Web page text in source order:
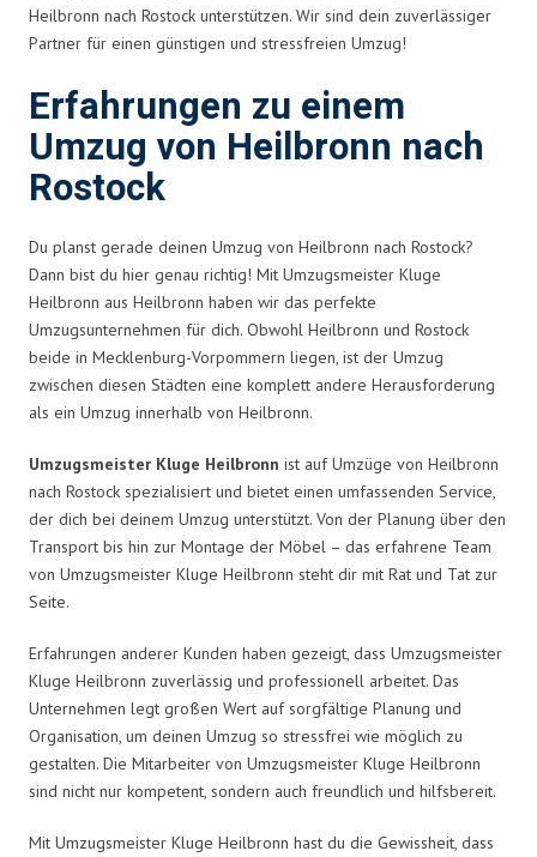
Heilbronn nach Rostock unterstützen. Wir sind dein zuverlässiger
Partner für einen günstigen und stressfreien Umzug!
Erfahrungen zu einem
Umzug von Heilbronn nach
Rostock
Du planst gerade deinen Umzug von Heilbronn nach Rostock?
Dann bist du hier genau richtig! Mit Umzugsmeister Kluge
Heilbronn aus Heilbronn haben wir das perfekte
Umzugsunternehmen für dich. Obwohl Heilbronn und Rostock
beide in Mecklenburg-Vorpommern liegen, ist der Umzug
zwischen diesen Städten eine komplett andere Herausforderung
als ein Umzug innerhalb von Heilbronn.
Umzugsmeister Kluge Heilbronn ist auf Umzüge von Heilbronn
nach Rostock spezialisiert und bietet einen umfassenden Service,
der dich bei deinem Umzug unterstützt. Von der Planung über den
Transport bis hin zur Montage der Möbel – das erfahrene Team
von Umzugsmeister Kluge Heilbronn steht dir mit Rat und Tat zur
Seite.
Erfahrungen anderer Kunden haben gezeigt, dass Umzugsmeister
Kluge Heilbronn zuverlässig und professionell arbeitet. Das
Unternehmen legt großen Wert auf sorgfältige Planung und
Organisation, um deinen Umzug so stressfrei wie möglich zu
gestalten. Die Mitarbeiter von Umzugsmeister Kluge Heilbronn
sind nicht nur kompetent, sondern auch freundlich und hilfsbereit.
Mit Umzugsmeister Kluge Heilbronn hast du die Gewissheit, dass